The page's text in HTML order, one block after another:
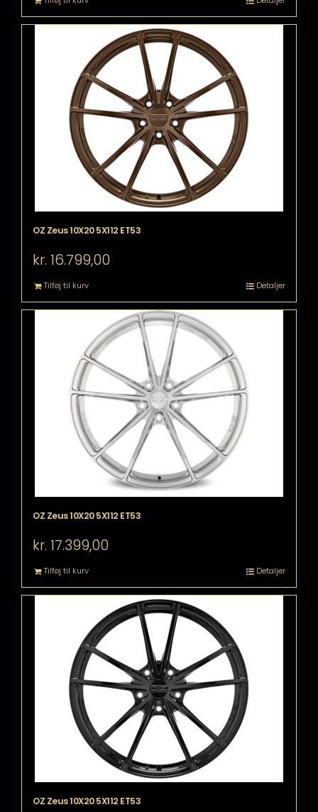
OZ Zeus 10X20 5X112 ET53
kr. 16.799,00
Tilføj til kurv Detaljer
OZ Zeus 10X20 5X112 ET53
kr. 17.399,00
Tilføj til kurv Detaljer
OZ Zeus 10X20 5X112 ET53